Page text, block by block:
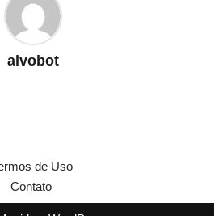
alvobot
de Uso
Contato